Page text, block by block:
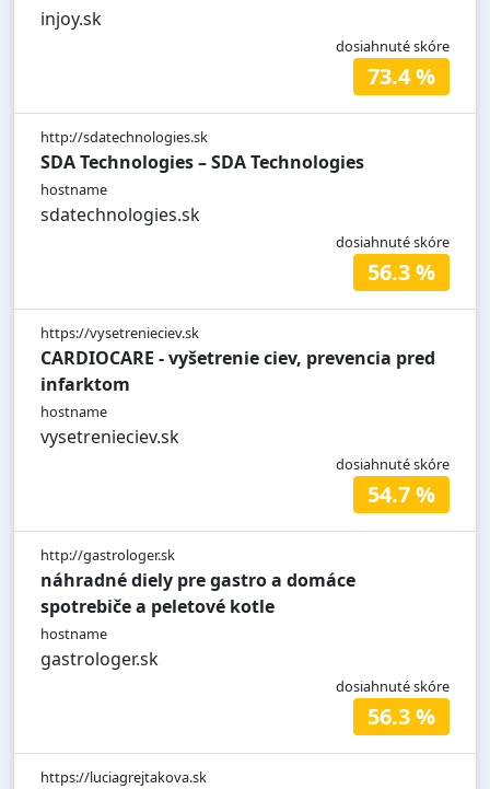
injoy.sk
dosiahnuté skóre
73.4 %
http://sdatechnologies.sk
SDA Technologies – SDA Technologies
hostname
sdatechnologies.sk
dosiahnuté skóre
56.3 %
https://vysetrenieciev.sk
CARDIOCARE - vyšetrenie ciev, prevencia pred
infarktom
hostname
vysetrenieciev.sk
dosiahnuté skóre
54.7 %
http://gastrologer.sk
náhradné diely pre gastro a domáce
spotrebiče a peletové kotle
hostname
gastrologer.sk
dosiahnuté skóre
56.3 %
https://luciagrejtakova.sk